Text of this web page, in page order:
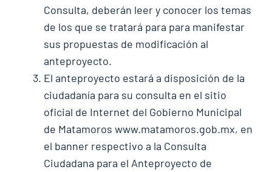
Consulta, deberán leer y conocer los temas
de los que se tratará para para manifestar
sus propuestas de modificación al
anteproyecto.
El anteproyecto estará a disposición de la
ciudadanía para su consulta en el sitio
oficial de Internet del Gobierno Municipal
de Matamoros www.matamoros.gob.mx, en
el banner respectivo a la Consulta
Ciudadana para el Anteproyecto de